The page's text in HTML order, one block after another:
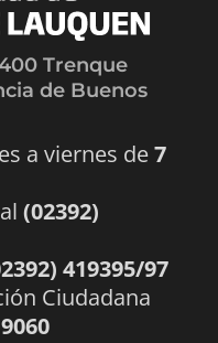
Trenque
de Buenos
a viernes de7
(02392)
419395/97
Ciudadana